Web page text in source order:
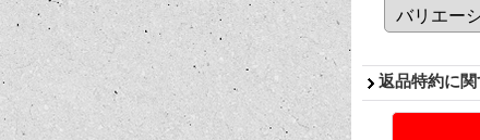
返品特約に